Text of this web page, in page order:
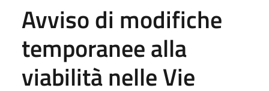
Avviso di modifiche
temporanee alla
viabilità nelle Vie